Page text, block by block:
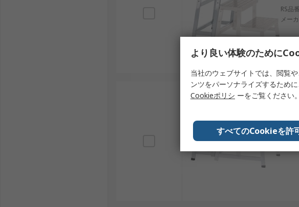
RS品番
メー
トフ
RS品
より良い体験のために
当社のウェブサイトでは、閲覧
ンツをパーソナライズするため
Cookieポリシ ーをご覧ください。
すべてのCookieを許